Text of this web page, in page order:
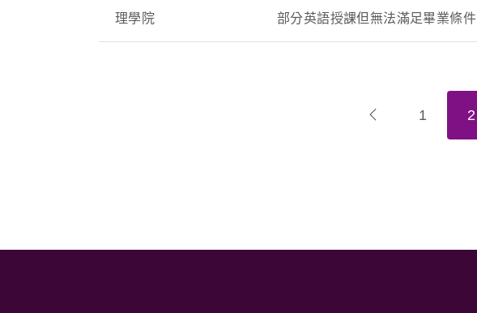
理學院 部分英語授課但無法滿足畢業條件
1 2